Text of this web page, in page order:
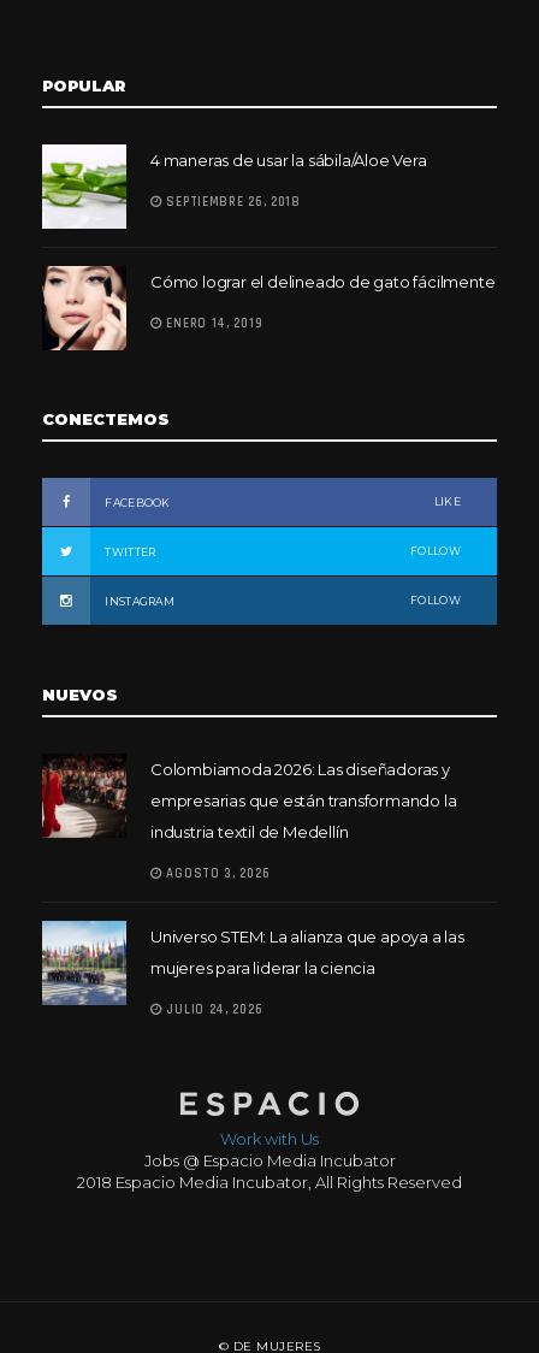
POPULAR
4 maneras de usar la sábila/Aloe Vera
SEPTIEMBRE 26, 2018
Cómo lograr el delineado de gato fácilmente
ENERO 14, 2019
CONECTEMOS
FACEBOOK LIKE
TWITTER FOLLOW
INSTAGRAM FOLLOW
NUEVOS
Colombiamoda 2026: Las diseñadoras y
empresarias que están transformando la
industria textil de Medellín
AGOSTO 3, 2026
Universo STEM: La alianza que apoya a las
mujeres para liderar la ciencia
JULIO 24, 2026
Work with Us
Jobs @ Espacio Media Incubator
2018 Espacio Media Incubator, All Rights Reserved
© DE MUJERES